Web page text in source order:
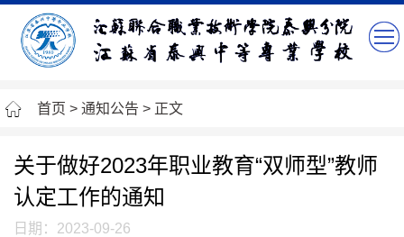
首页 > 通知公告 > 正文
关于做好2023年职业教育“双师型”教师
认定工作的通知
日期：2023-09-26